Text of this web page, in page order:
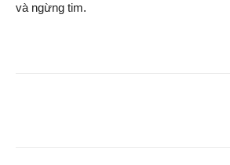
và ngừng tim.